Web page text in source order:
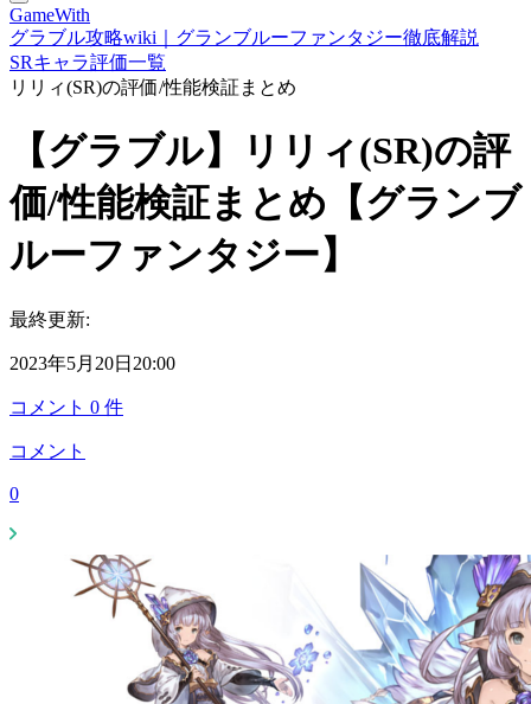
GameWith
グラブル攻略wiki｜グランブルーファンタジー徹底解説
SRキャラ評価一覧
リリィ(SR)の評価/性能検証まとめ
【グラブル】リリィ(SR)の評
価/性能検証まとめ【グランブ
ルーファンタジー】
最終更新:
2023年5月20日20:00
コメント 0 件
コメント
0